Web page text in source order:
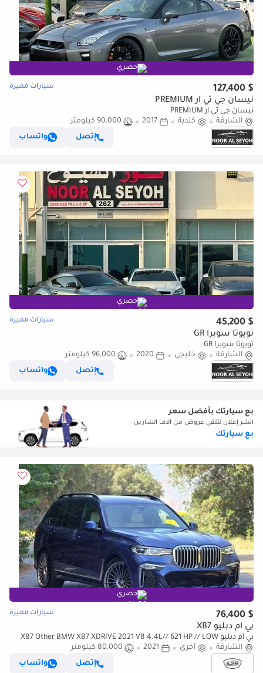
حصري
$ 127,400 سيارات مميزة
نيسان جي تي ار PREMIUM
نيسان جي تي ار PREMIUM
الشارقة
كندية 2017
90,000 كيلومتر
إتصل
واتساب
حصري
$ 45,200 سيارات مميزة
تويوتا سوبرا GR
تويوتا سوبرا GR
الشارقة
خليجي 2020
96,000 كيلومتر
إتصل
واتساب
بع سيارتك بأفضل سعر
انشر إعلان لتلقي عروض من آلاف الشارين
بع سيارتك
حصري
$ 76,400 سيارات مميزة
بي أم دبليو XB7
بي أم دبليو XB7 Other BMW XB7 XDRIVE 2021 V8 4.4L// 621 HP // LOW
MILEAGE // PERFECT CONDITION // FULL OPITION
الشارقة أخرى 2021
80,000 كيلومتر
إتصل
واتساب